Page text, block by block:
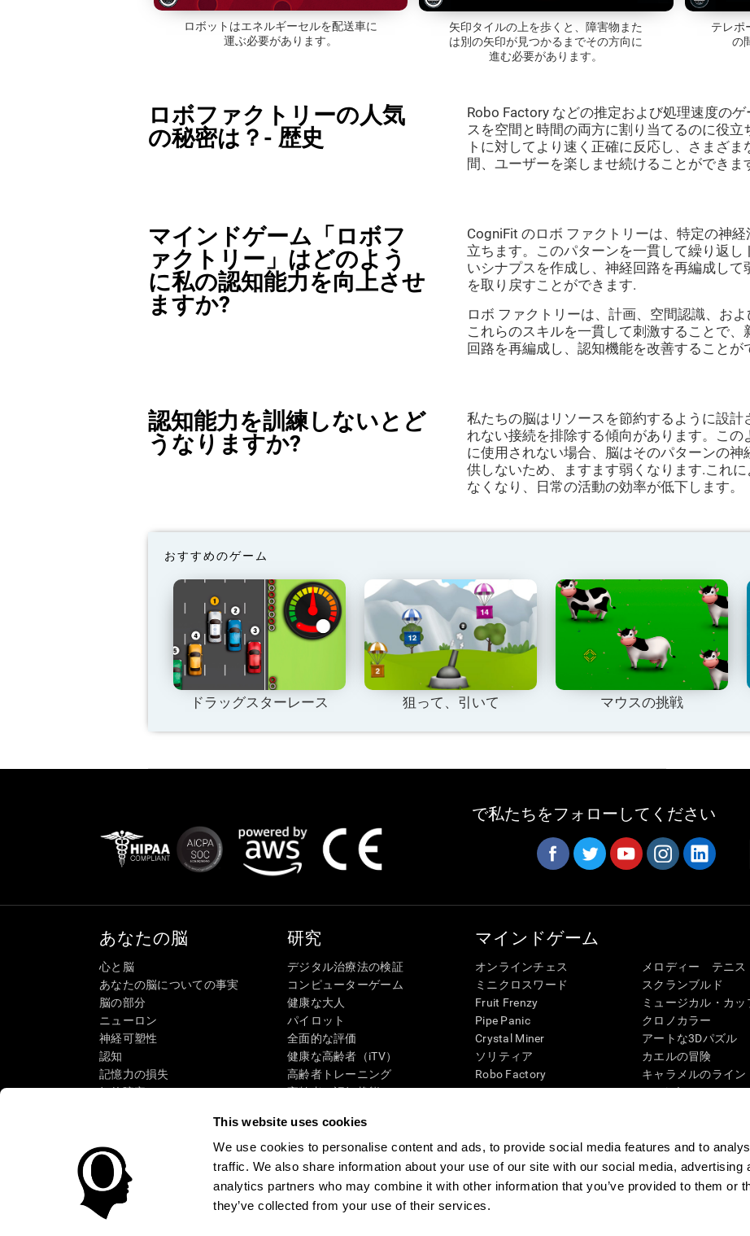
This website uses cookies
We use cookies to personalise content and ads, to provide social media features and to
traffic. We also share information about your use of our site with our social media, advertising
analytics partners who may combine it with other information that you’ve provided to them or
they’ve collected from your use of their services.
ロボットはエネルギーセルを配送車に
運ぶ必要があります。
矢印タイルの上を歩くと、障害物また
は別の矢印が見つかるまでその方向に
進む必要があります。
テレポ
の
ロボファクトリーの人気
の秘密は？- 歴史
Robo Factory などの推定および処理速度の
スを空間と時間の両方に割り当てるのに役立
トに対してより速く正確に反応し、さまざ
間、ユーザーを楽しませ続けることができま
マインドゲーム「ロボフ
ァクトリー」はどのよう
に私の認知能力を向上させ
ますか?
CogniFit のロボ ファクトリーは、特定の神
立ちます。このパターンを一貫して繰り返
いシナプスを作成し、神経回路を再編成し
を取り戻すことができます.
ロボ ファクトリーは、計画、空間認識、お
これらのスキルを一貫して刺激することで
回路を再編成し、認知機能を改善することが
認知能力を訓練しないとど
うなりますか?
私たちの脳はリソースを節約するように設計
れない接続を排除する傾向があります。こ
に使用されない場合、脳はそのパターンの
供しないため、ますます弱くなります.これ
なくなり、日常の活動の効率が低下します。
おすすめのゲーム
ドラッグスターレース 狙って、引いて マウスの挑戦
で私たちをフォローしてください
あなたの脳
心と脳
あなたの脳についての事実
脳の部分
ニューロン
神経可塑性
認知
記憶力の損失
知的障害
認識
注意
研究
デジタル治療法の検証
コンピューターゲーム
健康な大人
パイロット
全面的な評価
健康な高齢者（iTV）
高齢者トレーニング
高齢者の認知状態
タクソノミーSG4D
マインドゲーム
オンラインチェス
ミニクロスワード
Fruit Frenzy
Pipe Panic
Crystal Miner
ソリティア
Robo Factory
Ant Escape
ビジュアルクロスワード
マッチイット
数学カオス
メロディー テニス
スクランブルド
ミュージカル・カッ
クロノカラー
アートな3Dパズル
カエルの冒険
キャラメルのライン
3Dパズル
ズンバル
ボードゲーム
記憶力用オンライン